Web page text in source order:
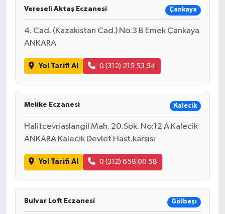
Vereseli Aktaş Eczanesi Çankaya
4. Cad. (Kazakistan Cad.) No:3 B Emek Çankaya
ANKARA
Yol Tarifi Al 0 (312) 215 53 54
Melike Eczanesi Kalecik
Halitcevriaslangil Mah. 20.Sok. No:12 A Kalecik
ANKARA Kalecik Devlet Hast.karşısı
Yol Tarifi Al 0 (312) 658 00 58
Bulvar Loft Eczanesi Gölbaşı